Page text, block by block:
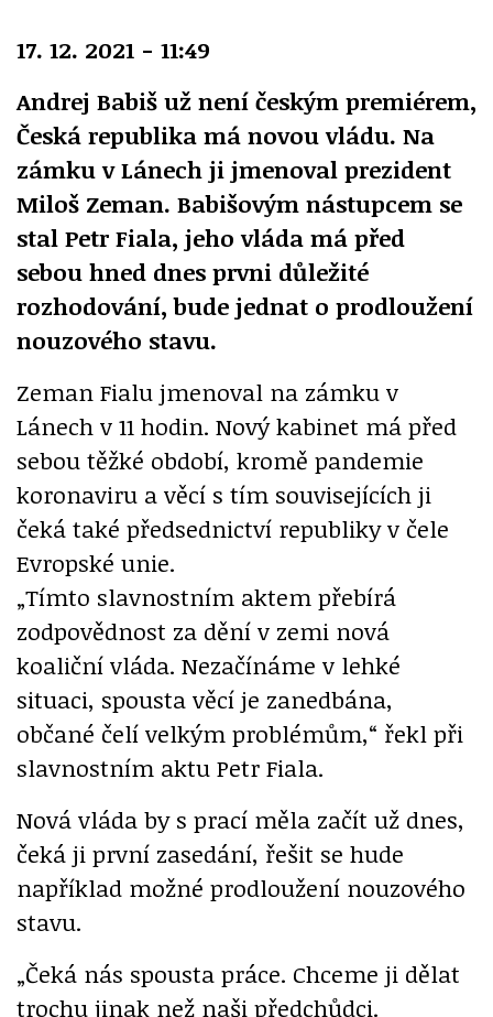
17. 12. 2021 - 11:49
Andrej Babiš už není českým premiérem,
Česká republika má novou vládu. Na
zámku v Lánech ji jmenoval prezident
Miloš Zeman. Babišovým nástupcem se
stal Petr Fiala, jeho vláda má před
sebou hned dnes prvni důležité
rozhodování, bude jednat o prodloužení
nouzového stavu.
Zeman Fialu jmenoval na zámku v
Lánech v 11 hodin. Nový kabinet má před
sebou těžké období, kromě pandemie
koronaviru a věcí s tím souvisejících ji
čeká také předsednictví republiky v čele
Evropské unie.
„Tímto slavnostním aktem přebírá
zodpovědnost za dění v zemi nová
koaliční vláda. Nezačínáme v lehké
situaci, spousta věcí je zanedbána,
občané čelí velkým problémům,“ řekl při
slavnostním aktu Petr Fiala.
Nová vláda by s prací měla začít už dnes,
čeká ji první zasedání, řešit se hude
například možné prodloužení nouzového
stavu.
„Čeká nás spousta práce. Chceme ji dělat
trochu jinak než naši předchůdci.